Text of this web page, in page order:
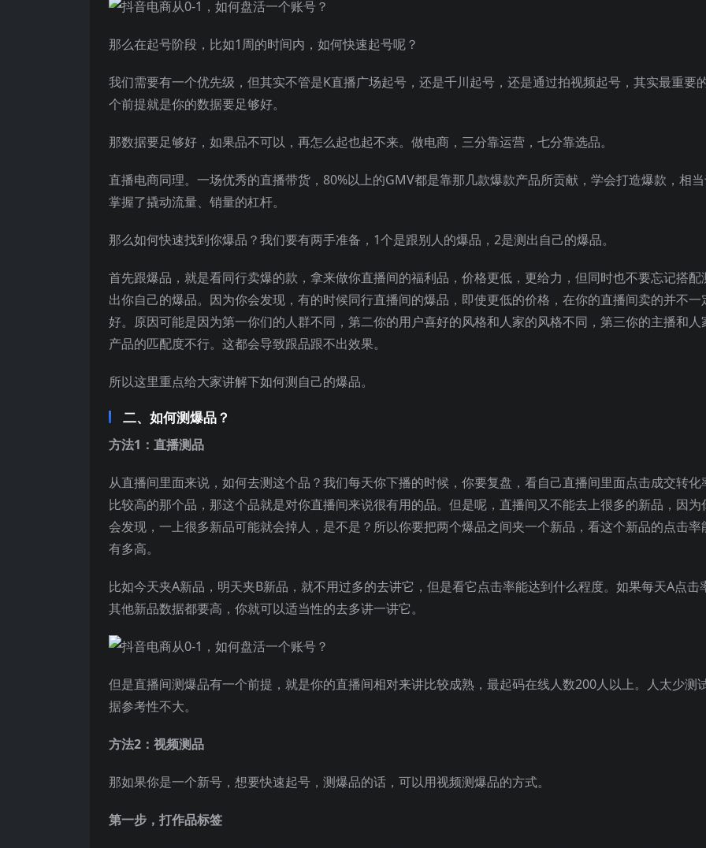
那么在起号阶段，比如1周的时间内，如何快速起号呢？
我们需要有一个优先级，但其实不管是K直播广场起号，还是千川起号，还是通过拍视频起号，其实最重要
个前提就是你的数据要足够好。
那数据要足够好，如果品不可以，再怎么起也起不来。做电商，三分靠运营，七分靠选品。
直播电商同理。一场优秀的直播带货，80%以上的GMV都是靠那几款爆款产品所贡献，学会打造爆款，相
掌握了撬动流量、销量的杠杆。
那么如何快速找到你爆品？我们要有两手准备，1个是跟别人的爆品，2是测出自己的爆品。
首先跟爆品，就是看同行卖爆的款，拿来做你直播间的福利品，价格更低，更给力，但同时也不要忘记搭配
出你自己的爆品。因为你会发现，有的时候同行直播间的爆品，即使更低的价格，在你的直播间卖的并不一
好。原因可能是因为第一你们的人群不同，第二你的用户喜好的风格和人家的风格不同，第三你的主播和人
产品的匹配度不行。这都会导致跟品跟不出效果。
所以这里重点给大家讲解下如何测自己的爆品。
二、如何测爆品？
方法1：直播测品
从直播间里面来说，如何去测这个品？我们每天你下播的时候，你要复盘，看自己直播间里面点击成交转化
比较高的那个品，那这个品就是对你直播间来说很有用的品。但是呢，直播间又不能去上很多的新品，因为
会发现，一上很多新品可能就会掉人，是不是？所以你要把两个爆品之间夹一个新品，看这个新品的点击率
有多高。
比如今天夹A新品，明天夹B新品，就不用过多的去讲它，但是看它点击率能达到什么程度。如果每天A点击
其他新品数据都要高，你就可以适当性的去多讲一讲它。
但是直播间测爆品有一个前提，就是你的直播间相对来讲比较成熟，最起码在线人数200人以上。人太少测
据参考性不大。
方法2：视频测品
那如果你是一个新号，想要快速起号，测爆品的话，可以用视频测爆品的方式。
第一步，打作品标签